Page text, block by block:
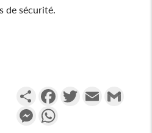
de sécurité.
PartagerFacebookTwitterEmail
Messenger